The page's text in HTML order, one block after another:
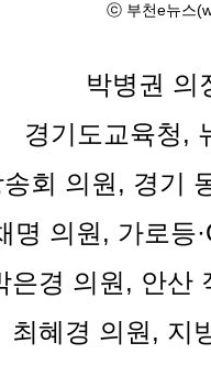
ⓒ 부천e뉴스
박병권 의
경기도교육청,
송회 의원, 경기
명 의원, 가로등
은경 의원, 안산
최혜경 의원, 지